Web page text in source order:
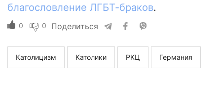
благословление ЛГБТ-браков.
0 0 Поделиться
Католицизм Католики РКЦ Германия